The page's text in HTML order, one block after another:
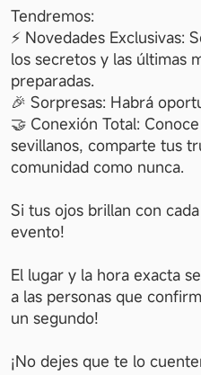
Tendremos:
⚡ Novedades Exclusivas:
los secretos y las últimas
preparadas.
🎉 Sorpresas: Habrá
🤝 Conexión Total:
sevillanos, comparte tus
comunidad como nunca.
Si tus ojos brillan con
evento!
El lugar y la hora exacta
a las personas que
un segundo!
¡No dejes que te lo